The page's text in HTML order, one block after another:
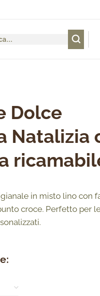
Dolce
Natalizia
in misto lino con
croce. Perfetto per